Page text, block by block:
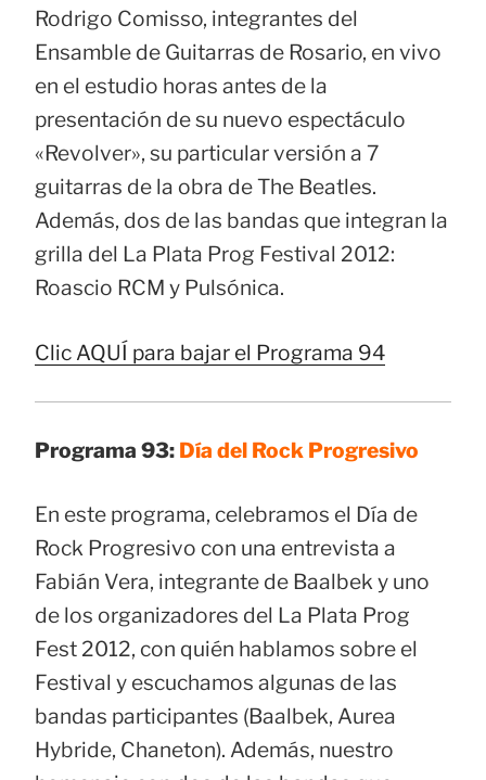
Rodrigo Comisso, integrantes del
Ensamble de Guitarras de Rosario, en vivo
en el estudio horas antes de la
presentación de su nuevo espectáculo
«Revolver», su particular versión a 7
guitarras de la obra de The Beatles.
Además, dos de las bandas que integran la
grilla del La Plata Prog Festival 2012:
Roascio RCM y Pulsónica.
Clic AQUÍ para bajar el Programa 94
Programa 93: Día del Rock Progresivo
En este programa, celebramos el Día de
Rock Progresivo con una entrevista a
Fabián Vera, integrante de Baalbek y uno
de los organizadores del La Plata Prog
Fest 2012, con quién hablamos sobre el
Festival y escuchamos algunas de las
bandas participantes (Baalbek, Aurea
Hybride, Chaneton). Además, nuestro